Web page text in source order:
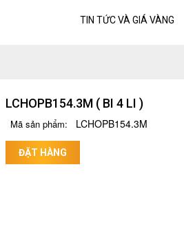
TIN TỨC VÀ GIÁ VÀNG
LCHOPB154.3M ( BI 4 LI )
Mã sản phẩm: LCHOPB154.3M
ĐẶT HÀNG